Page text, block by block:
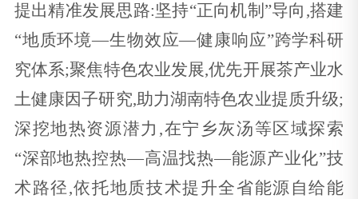
提出精准发展思路:坚持“正向机制”导向,搭建
“地质环境—生物效应—健康响应”跨学科研
究体系;聚焦特色农业发展,优先开展茶产业水
土健康因子研究,助力湖南特色农业提质升级;
深挖地热资源潜力,在宁乡灰汤等区域探索
“深部地热控热—高温找热—能源产业化”技
术路径,依托地质技术提升全省能源自给能